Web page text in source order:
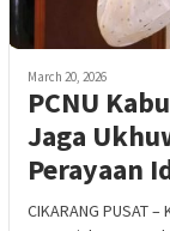
March 20, 2026
PCNU
Jaga
Perayaan
CIKARANG PUSAT